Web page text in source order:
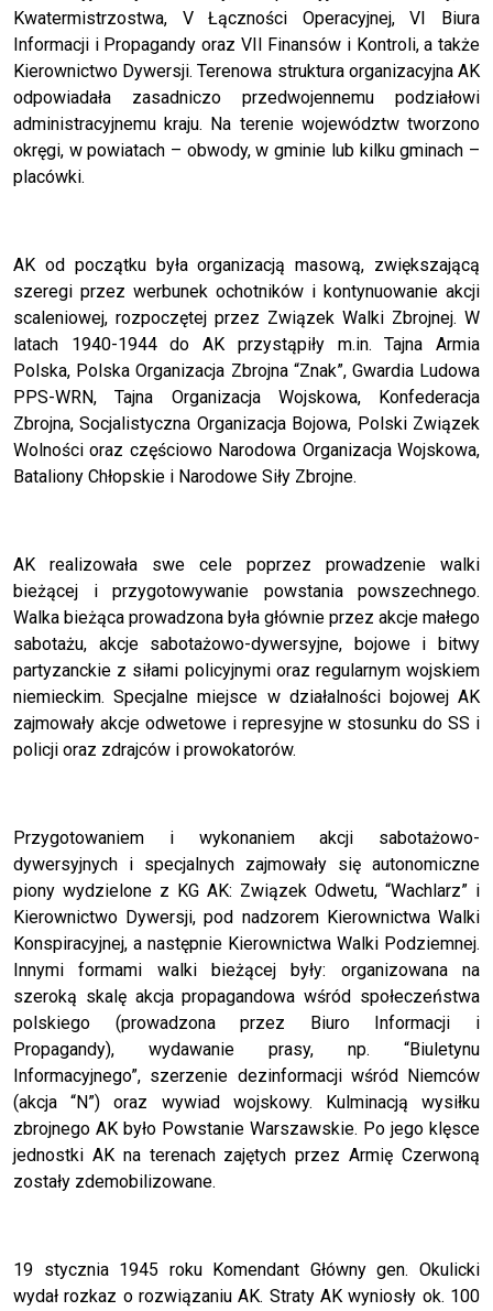
Kwatermistrzostwa, V Łączności Operacyjnej, VI Biura
Informacji i Propagandy oraz VII Finansów i Kontroli, a także
Kierownictwo Dywersji. Terenowa struktura organizacyjna AK
odpowiadała zasadniczo przedwojennemu podziałowi
administracyjnemu kraju. Na terenie województw tworzono
okręgi, w powiatach – obwody, w gminie lub kilku gminach –
placówki.
AK od początku była organizacją masową, zwiększającą
szeregi przez werbunek ochotników i kontynuowanie akcji
scaleniowej, rozpoczętej przez Związek Walki Zbrojnej. W
latach 1940-1944 do AK przystąpiły m.in. Tajna Armia
Polska, Polska Organizacja Zbrojna “Znak”, Gwardia Ludowa
PPS-WRN, Tajna Organizacja Wojskowa, Konfederacja
Zbrojna, Socjalistyczna Organizacja Bojowa, Polski Związek
Wolności oraz częściowo Narodowa Organizacja Wojskowa,
Bataliony Chłopskie i Narodowe Siły Zbrojne.
AK realizowała swe cele poprzez prowadzenie walki
bieżącej i przygotowywanie powstania powszechnego.
Walka bieżąca prowadzona była głównie przez akcje małego
sabotażu, akcje sabotażowo-dywersyjne, bojowe i bitwy
partyzanckie z siłami policyjnymi oraz regularnym wojskiem
niemieckim. Specjalne miejsce w działalności bojowej AK
zajmowały akcje odwetowe i represyjne w stosunku do SS i
policji oraz zdrajców i prowokatorów.
Przygotowaniem i wykonaniem akcji sabotażowo-
dywersyjnych i specjalnych zajmowały się autonomiczne
piony wydzielone z KG AK: Związek Odwetu, “Wachlarz” i
Kierownictwo Dywersji, pod nadzorem Kierownictwa Walki
Konspiracyjnej, a następnie Kierownictwa Walki Podziemnej.
Innymi formami walki bieżącej były: organizowana na
szeroką skalę akcja propagandowa wśród społeczeństwa
polskiego (prowadzona przez Biuro Informacji i
Propagandy), wydawanie prasy, np. “Biuletynu
Informacyjnego”, szerzenie dezinformacji wśród Niemców
(akcja “N”) oraz wywiad wojskowy. Kulminacją wysiłku
zbrojnego AK było Powstanie Warszawskie. Po jego klęsce
jednostki AK na terenach zajętych przez Armię Czerwoną
zostały zdemobilizowane.
19 stycznia 1945 roku Komendant Główny gen. Okulicki
wydał rozkaz o rozwiązaniu AK. Straty AK wyniosły ok. 100